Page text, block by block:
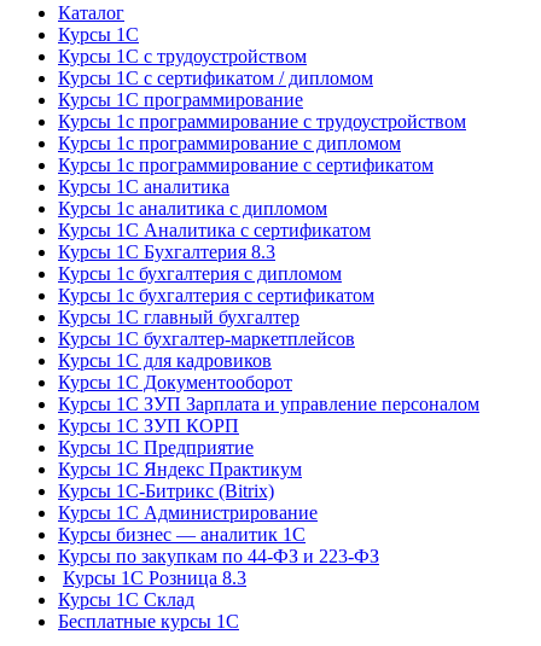
Каталог
Курсы 1С
Курсы 1С с трудоустройством
Курсы 1С с сертификатом / дипломом
Курсы 1С программирование
Курсы 1с программирование с трудоустройством
Курсы 1с программирование с дипломом
Курсы 1с программирование с сертификатом
Курсы 1С аналитика
Курсы 1с аналитика с дипломом
Курсы 1С Аналитика с сертификатом
Курсы 1С Бухгалтерия 8.3
Курсы 1с бухгалтерия с дипломом
Курсы 1с бухгалтерия с сертификатом
Курсы 1С главный бухгалтер
Курсы 1С бухгалтер-маркетплейсов
Курсы 1С для кадровиков
Курсы 1С Документооборот
Курсы 1С ЗУП Зарплата и управление персоналом
Курсы 1С ЗУП КОРП
Курсы 1С Предприятие
Курсы 1С Яндекс Практикум
Курсы 1С-Битрикс (Bitrix)
Курсы 1С Администрирование
Курсы бизнес — аналитик 1С
Курсы по закупкам по 44‑ФЗ и 223‑ФЗ
Курсы 1С Розница 8.3
Курсы 1С Склад
Бесплатные курсы 1С